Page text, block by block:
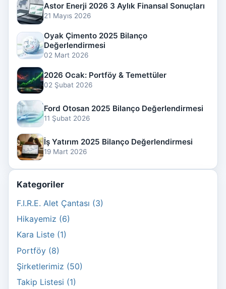
Astor Enerji 2026 3 Aylık Finansal Sonuçları
21 Mayıs 2026
Oyak Çimento 2025 Bilanço
Değerlendirmesi
02 Mart 2026
2026 Ocak: Portföy & Temettüler
02 Şubat 2026
Ford Otosan 2025 Bilanço Değerlendirmesi
11 Şubat 2026
İş Yatırım 2025 Bilanço Değerlendirmesi
19 Mart 2026
Kategoriler
F.I.R.E. Alet Çantası (3)
Hikayemiz (6)
Kara Liste (1)
Portföy (8)
Şirketlerimiz (50)
Takip Listesi (1)